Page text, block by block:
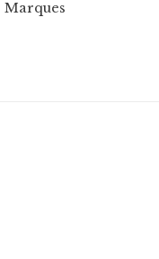
Marques